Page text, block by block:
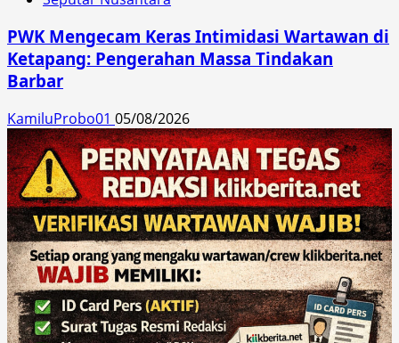
PWK Mengecam Keras Intimidasi Wartawan di
Ketapang: Pengerahan Massa Tindakan
Barbar
KamiluProbo01 05/08/2026